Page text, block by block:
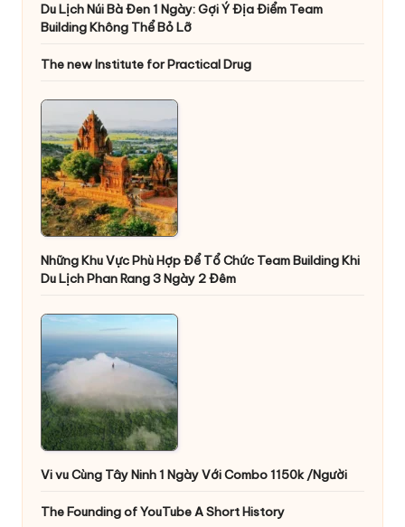
Du Lịch Núi Bà Đen 1 Ngày: Gợi Ý Địa Điểm Team
Building Không Thể Bỏ Lỡ
The new Institute for Practical Drug
Những Khu Vực Phù Hợp Để Tổ Chức Team Building Khi
Du Lịch Phan Rang 3 Ngày 2 Đêm
Vi vu Cùng Tây Ninh 1 Ngày Với Combo 1150k /Người
The Founding of YouTube A Short History